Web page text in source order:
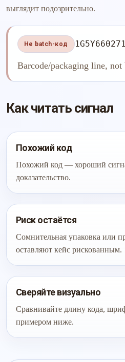
выглядит подозрительно.
Не batch-код
Barcode/packaging line, not
Как читать сигнал
Похожий код
Похожий код — хороший
доказательство.
Риск остаётся
Сомнительная упаковка или
оставляют кейс рискованным.
Сверяйте визуально
Сравнивайте длину кода,
примером ниже.